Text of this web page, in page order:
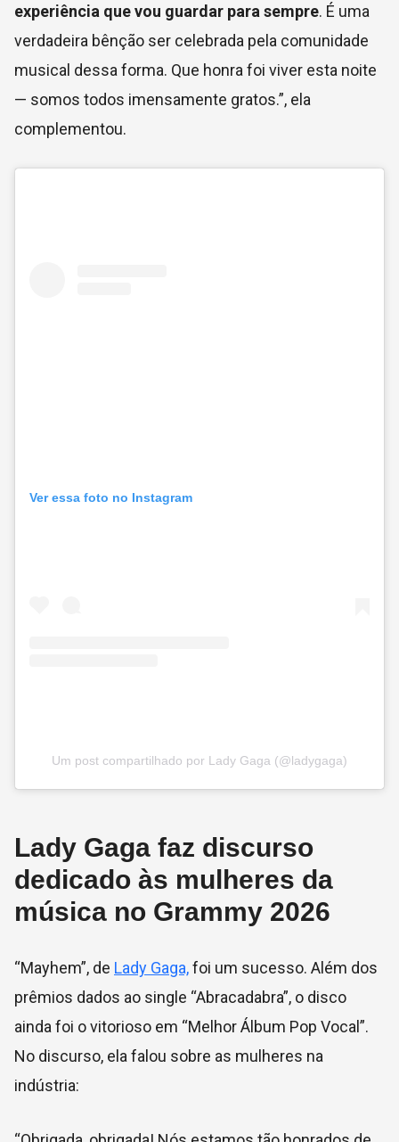
experiência que vou guardar para sempre. É uma
verdadeira bênção ser celebrada pela comunidade
musical dessa forma. Que honra foi viver esta noite
— somos todos imensamente gratos.”, ela
complementou.
Ver essa foto no Instagram
Um post compartilhado por Lady Gaga (@ladygaga)
Lady Gaga faz discurso
dedicado às mulheres da
música no Grammy 2026
“Mayhem”, de Lady Gaga,foi um sucesso. Além dos
prêmios dados ao single “Abracadabra”, o disco
ainda foi o vitorioso em “Melhor Álbum Pop Vocal”.
No discurso, ela falou sobre as mulheres na
indústria: